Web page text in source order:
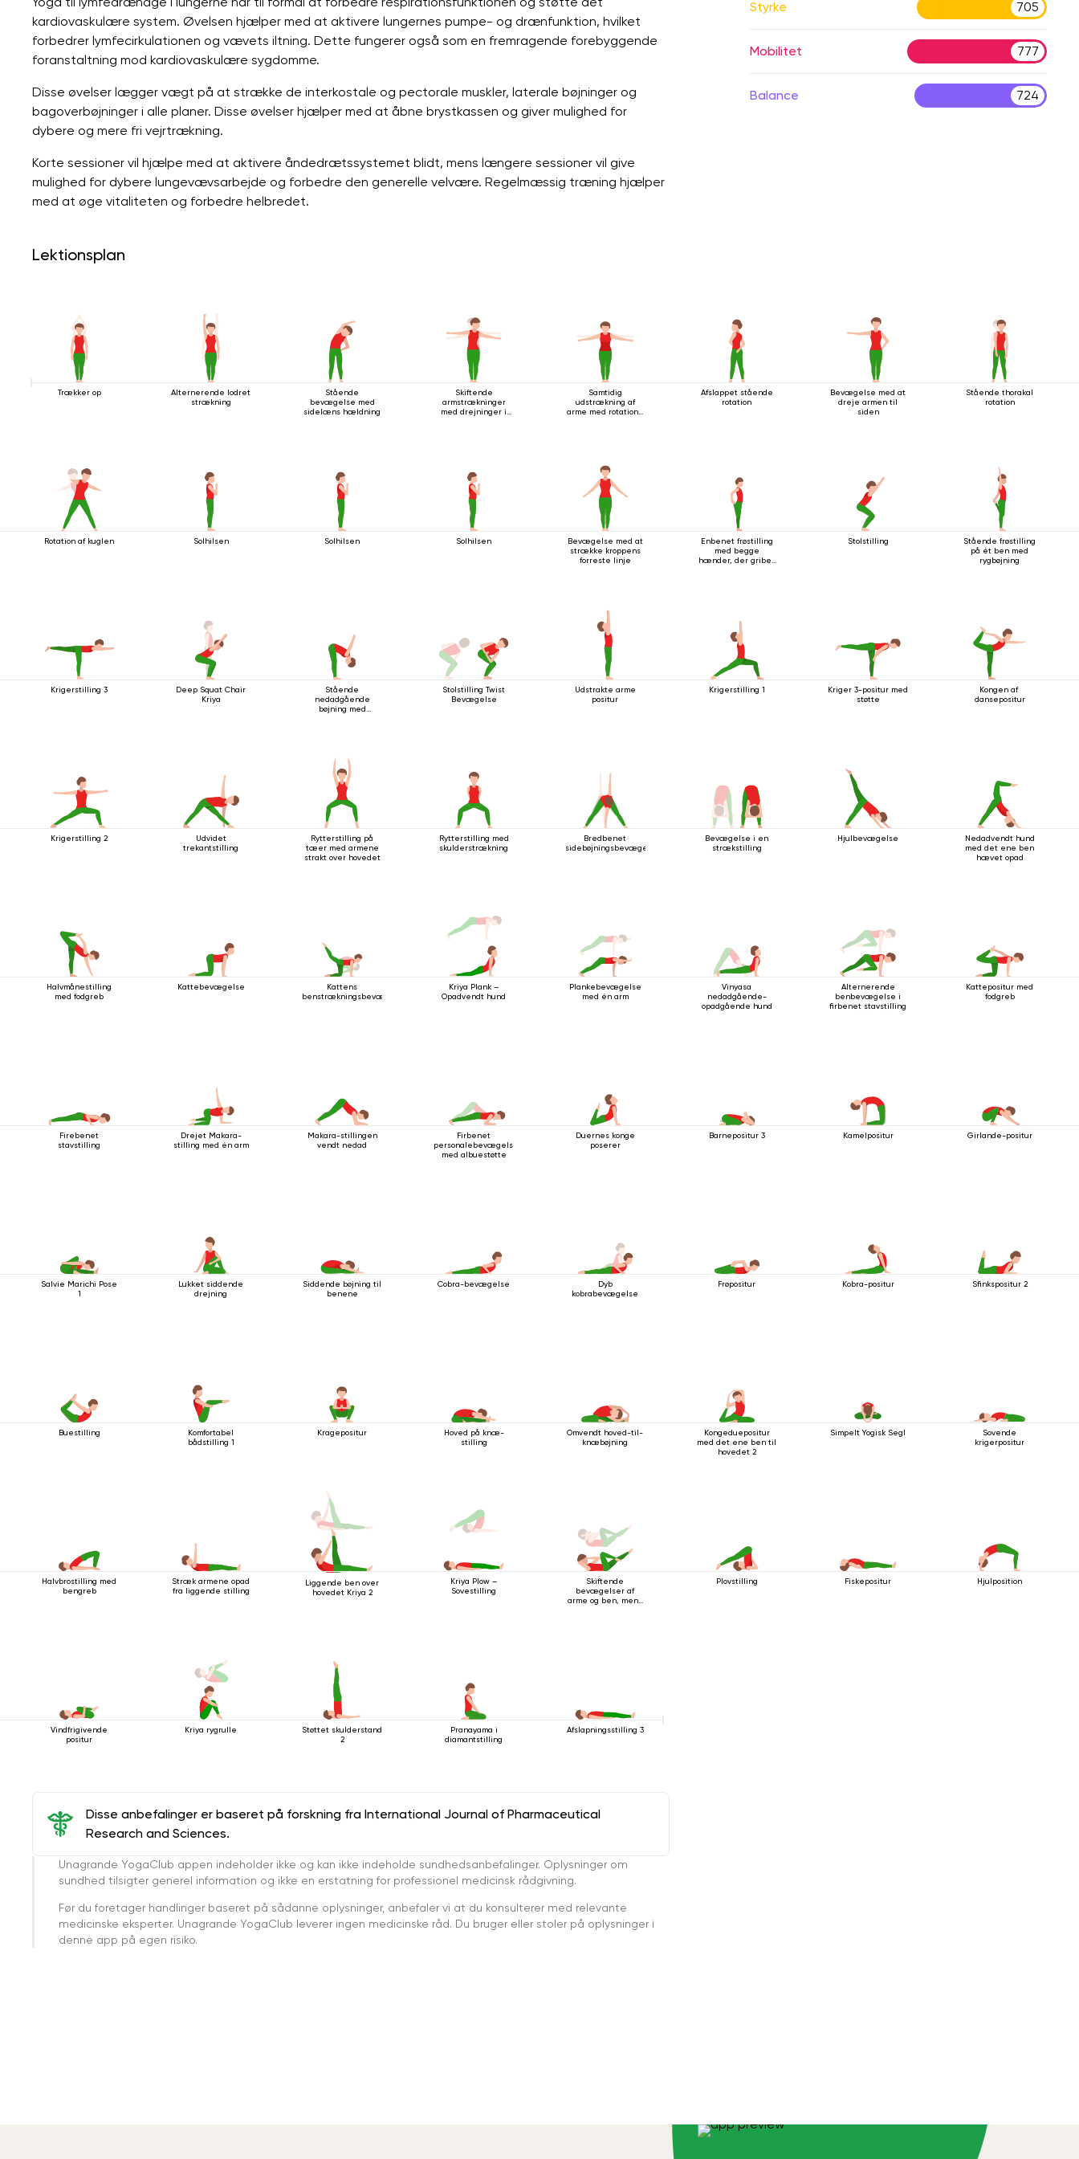
kardiovaskulære system. Øvelsen hjælper med at aktivere lungernes pumpe- og drænfunktion, hvilket
forbedrer lymfecirkulationen og vævets iltning. Dette fungerer også som en fremragende forebyggende
foranstaltning mod kardiovaskulære sygdomme.
Disse øvelser lægger vægt på at strække de interkostale og pectorale muskler, laterale bøjninger og
bagoverbøjninger i alle planer. Disse øvelser hjælper med at åbne brystkassen og giver mulighed for
dybere og mere fri vejrtrækning.
Korte sessioner vil hjælpe med at aktivere åndedrætssystemet blidt, mens længere sessioner vil give
mulighed for dybere lungevævsarbejde og forbedre den generelle velvære. Regelmæssig træning hjælper
med at øge vitaliteten og forbedre helbredet.
Styrke 705
Mobilitet 777
Balance 724
Lektionsplan
Trækker op
Alternerende lodret
strækning
Stående
bevægelse med
sidelæns hældning
Skiftende
armstrækninger
med drejninger i
Samtidig
udstrækning af
arme med rotation i
Afslappet stående
rotation
Bevægelse med at
dreje armen til
siden
Stående thorakal
rotation
Rotation af kuglen Solhilsen Solhilsen Solhilsen
Bevægelse med at
strække kroppens
forreste linje
Enbenet frøstilling
med begge
hænder, der griber
Stolstilling
Stående frøstilling
på ét ben med
rygbøjning
Krigerstilling 3
Deep Squat Chair
Kriya
Stående
nedadgående
bøjning med
Stolstilling Twist
Bevægelse
Udstrakte arme
positur
Krigerstilling 1
Kriger 3-positur med
støtte
Kongen af ​​
dansepositur
Krigerstilling 2
Udvidet
trekantstilling
Rytterstilling på
tæer med armene
strakt over hovedet
Rytterstilling med
skulderstrækning
Bredbenet
sidebøjningsbevægelse
Bevægelse i en
strækstilling
Hjulbevægelse
Nedadvendt hund
med det ene ben
hævet opad
Halvmånestilling
med fodgreb
Kattebevægelse
Kattens
benstrækningsbevægelse
Kriya Plank –
Opadvendt hund
Plankebevægelse
med én arm
Vinyasa
nedadgående-
opadgående hund
Alternerende
benbevægelse i
firbenet stavstilling
Kattepositur med
fodgreb
Firebenet
stavstilling
Drejet Makara-
stilling med én arm
Makara-stillingen
vendt nedad
Firbenet
personalebevægelse
med albuestøtte
Duernes konge
poserer
Barnepositur 3 Kamelpositur Girlande-positur
Salvie Marichi Pose
1
Lukket siddende
drejning
Siddende bøjning til
benene
Cobra-bevægelse
Dyb
kobrabevægelse
Frøpositur Kobra-positur Sfinkspositur 2
Buestilling
Komfortabel
bådstilling 1
Kragepositur
Hoved på knæ-
stilling
Omvendt hoved-til-
knæbøjning
Kongeduepositur
med det ene ben til
hovedet 2
Simpelt Yogisk Segl
Sovende
krigerpositur
Halvbrostilling med
bengreb
Stræk armene opad
fra liggende stilling
Liggende ben over
hovedet Kriya 2
Kriya Plow –
Sovestilling
Skiftende
bevægelser af
arme og ben, mens
Plovstilling Fiskepositur Hjulposition
Vindfrigivende
positur
Kriya rygrulle
Støttet skulderstand
2
Pranayama i
diamantstilling
Afslapningsstilling 3
Disse anbefalinger er baseret på forskning fra International Journal of Pharmaceutical
Research and Sciences.
Unagrande YogaClub appen indeholder ikke og kan ikke indeholde sundhedsanbefalinger. Oplysninger om
sundhed tilsigter generel information og ikke en erstatning for professionel medicinsk rådgivning.
Før du foretager handlinger baseret på sådanne oplysninger, anbefaler vi at du konsulterer med relevante
medicinske eksperter. Unagrande YogaClub leverer ingen medicinske råd. Du bruger eller stoler på oplysninger i
denne app på egen risiko.